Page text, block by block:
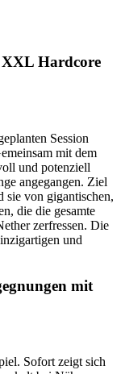
Hardcore
Session
mit dem
und potenziell
angegangen. Ziel
sie von gigantischen,
die die gesamte
zerfressen. Die
und
mit
Sofort zeigt sich